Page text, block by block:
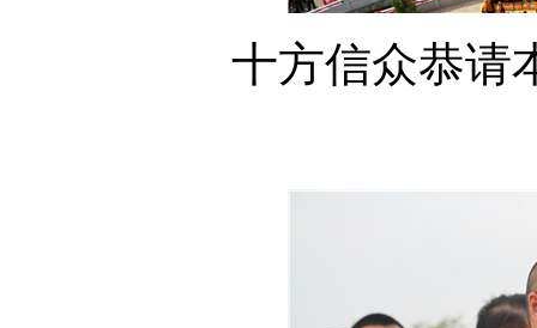
十方信众恭请本